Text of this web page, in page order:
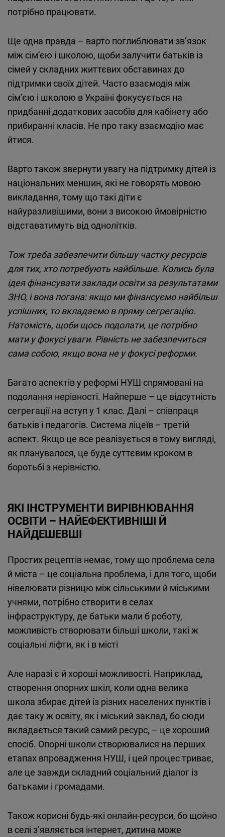
потрібно працювати.
Ще одна правда – варто поглиблювати зв’язок
між сім’єю і школою, щоби залучити батьків із
сімей у складних життєвих обставинах до
підтримки своїх дітей. Часто взаємодія між
сім’єю і школою в Україні фокусується на
придбанні додаткових засобів для кабінету або
прибиранні класів. Не про таку взаємодію має
йтися.
Варто також звернути увагу на підтримку дітей із
національних меншин, які не говорять мовою
викладання, тому що такі діти є
найуразливішими, вони з високою ймовірністю
відставатимуть від однолітків.
Тож треба забезпечити більшу частку ресурсів
для тих, хто потребують найбільше. Колись була
ідея фінансувати заклади освіти за результатами
ЗНО, і вона погана: якщо ми фінансуємо найбільш
успішних, то вкладаємо в пряму сегрегацію.
Натомість, щоби щось подолати, це потрібно
мати у фокусі уваги. Рівність не забезпечиться
сама собою, якщо вона не у фокусі реформи.
Багато аспектів у реформі НУШ спрямовані на
подолання нерівності. Найперше – це відсутність
сегрегації на вступ у 1 клас. Далі – співпраця
батьків і педагогів. Система ліцеїв – третій
аспект. Якщо це все реалізується в тому вигляді,
як планувалося, це буде суттєвим кроком в
боротьбі з нерівністю.
ЯКІ ІНСТРУМЕНТИ ВИРІВНЮВАННЯ
ОСВІТИ – НАЙЕФЕКТИВНІШІ Й
НАЙДЕШЕВШІ
Простих рецептів немає, тому що проблема села
й міста – це соціальна проблема, і для того, щоби
нівелювати різницю між сільськими й міськими
учнями, потрібно створити в селах
інфраструктуру, де батьки мали б роботу,
можливість створювати більші школи, такі ж
соціальні ліфти, як і в місті
Але наразі є й хороші можливості. Наприклад,
створення опорних шкіл, коли одна велика
школа збирає дітей із різних населених пунктів і
дає таку ж освіту, як і міський заклад, бо сюди
вкладається такий самий ресурс, – це хороший
спосіб. Опорні школи створювалися на перших
етапах впровадження НУШ, і цей процес триває,
але це завжди складний соціальний діалог із
батьками і громадами.
Також корисні будь-які онлайн-ресурси, бо щойно
в селі з’являється інтернет, дитина може